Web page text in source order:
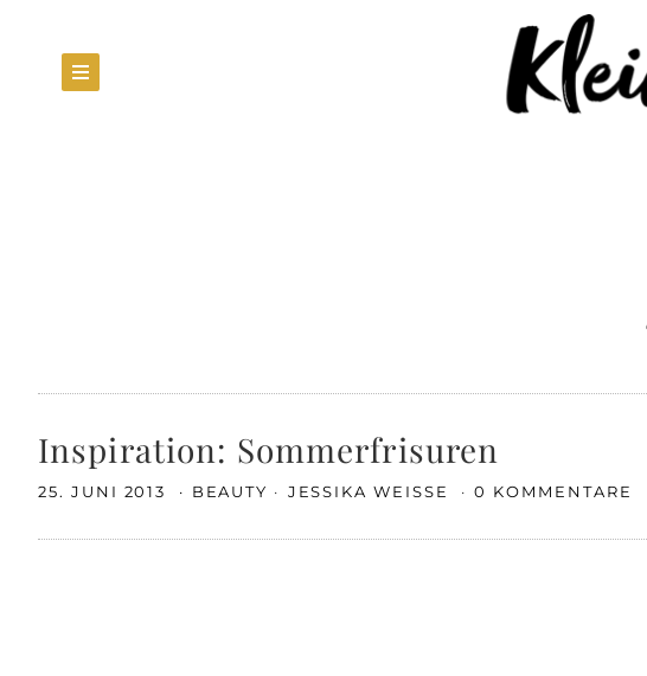
Inspiration: Sommerfrisuren
25. JUNI 2013 BEAUTY JESSIKA WEISSE 0 KOMMENTARE